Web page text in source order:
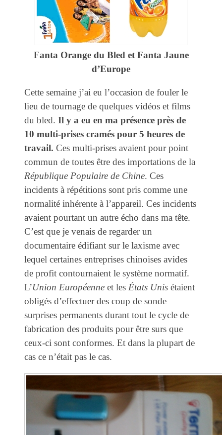
Fanta Orange du Bled et Fanta Jaune
d’Europe
Cette semaine j’ai eu l’occasion de fouler le
lieu de tournage de quelques vidéos et films
du bled. Il y a eu en ma présence près de
10 multi-prises cramés pour 5 heures de
travail. Ces multi-prises avaient pour point
commun de toutes être des importations de la
République Populaire de Chine. Ces
incidents à répétitions sont pris comme une
normalité inhérente à l’appareil. Ces incidents
avaient pourtant un autre écho dans ma tête.
C’est que je venais de regarder un
documentaire édifiant sur le laxisme avec
lequel certaines entreprises chinoises avides
de profit contournaient le système normatif.
L’Union Européenne et les États Unis étaient
obligés d’effectuer des coup de sonde
surprises permanents durant tout le cycle de
fabrication des produits pour être surs que
ceux-ci sont conformes. Et dans la plupart de
cas ce n’était pas le cas.